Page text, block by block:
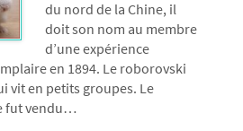
du nord de la Chine, il
doit son nom au membre
d’une expérience
en 1894. Le roborovski
vit en petits groupes. Le
fut vendu…